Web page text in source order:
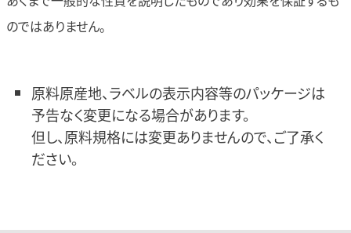
のではありません。
原料原産地、ラベルの表示内容等のパッケージは
予告なく変更になる場合があります。
但し、原料規格には変更ありませんので、ご了承く
ださい。